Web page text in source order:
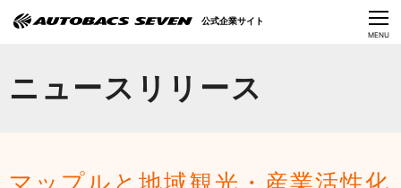
CLOSE
MENU
ニュースリリース
マップルと地域観光・産業活性化
公式企業サイト
Language